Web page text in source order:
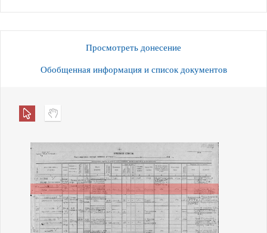
Просмотреть донесение
Обобщенная информация и список документов